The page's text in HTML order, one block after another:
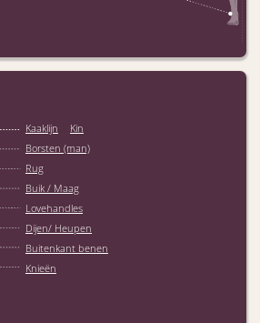
Kaaklijn
Kin
Borsten (man)
Rug
Buik / Maag
Lovehandles
Dijen/ Heupen
Buitenkant benen
Knieën